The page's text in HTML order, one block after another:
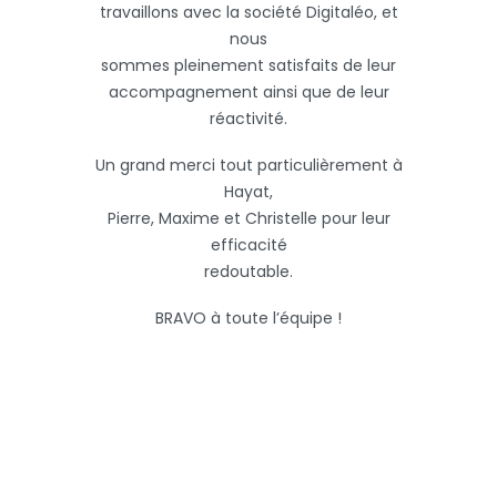
travaillons avec la société Digitaléo, et
nous
sommes pleinement satisfaits de leur
accompagnement ainsi que de leur
réactivité.
Un grand merci tout particulièrement à
Hayat,
Pierre, Maxime et Christelle pour leur
efficacité
redoutable.
BRAVO à toute l’équipe !